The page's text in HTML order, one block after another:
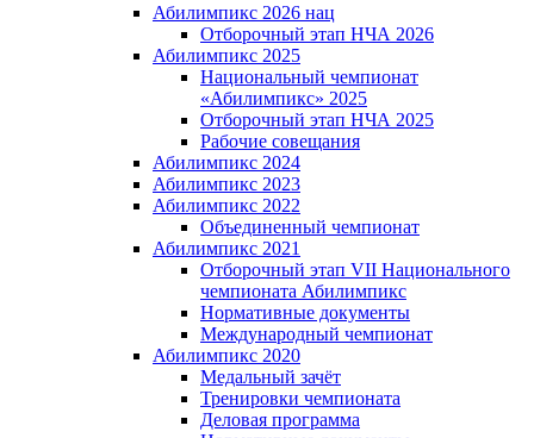
Абилимпикс 2026 нац
Отборочный этап НЧА 2026
Абилимпикс 2025
Национальный чемпионат
«Абилимпикс» 2025
Отборочный этап НЧА 2025
Рабочие совещания
Абилимпикс 2024
Абилимпикс 2023
Абилимпикс 2022
Объединенный чемпионат
Абилимпикс 2021
Отборочный этап VII Национального
чемпионата Абилимпикс
Нормативные документы
Международный чемпионат
Абилимпикс 2020
Медальный зачёт
Тренировки чемпионата
Деловая программа